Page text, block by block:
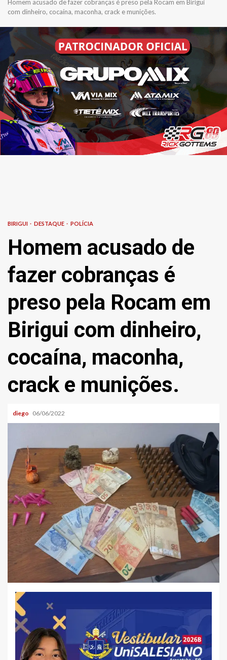
Homem acusado de fazer cobranças é preso pela Rocam em Birigui
com dinheiro, cocaína, maconha, crack e munições.
BIRIGUI DESTAQUE POLÍCIA
Homem acusado de
fazer cobranças é
preso pela Rocam em
Birigui com dinheiro,
cocaína, maconha,
crack e munições.
diego 06/06/2022